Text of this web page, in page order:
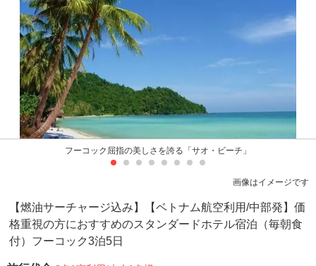
フーコック屈指の美しさを誇る「サオ・ビーチ」
画像はイメージです
【燃油サーチャージ込み】【ベトナム航空利用/中部発】価
格重視の方におすすめのスタンダードホテル宿泊（毎朝食
付）フーコック3泊5日